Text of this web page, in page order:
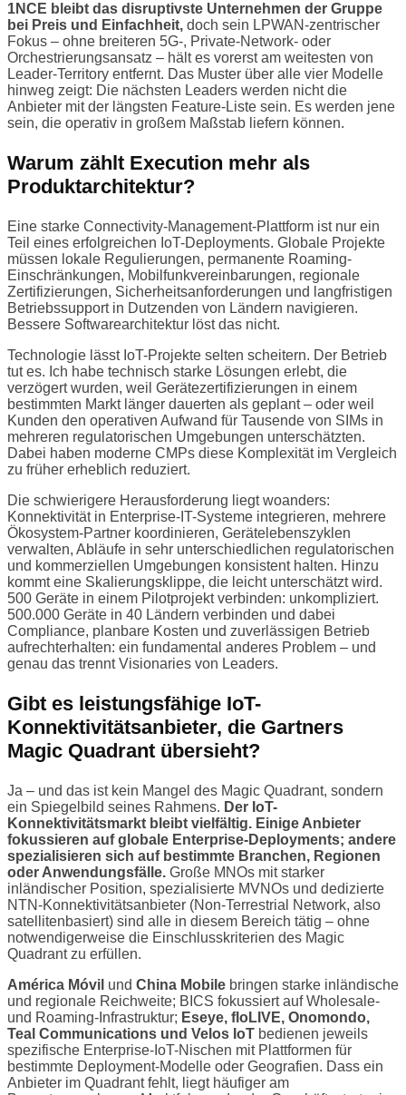
1NCE bleibt das disruptivste Unternehmen der Gruppe
bei Preis und Einfachheit, doch sein LPWAN-zentrischer
Fokus – ohne breiteren 5G-, Private-Network- oder
Orchestrierungsansatz – hält es vorerst am weitesten von
Leader-Territory entfernt. Das Muster über alle vier Modelle
hinweg zeigt: Die nächsten Leaders werden nicht die
Anbieter mit der längsten Feature-Liste sein. Es werden jene
sein, die operativ in großem Maßstab liefern können.
Warum zählt Execution mehr als
Produktarchitektur?
Eine starke Connectivity-Management-Plattform ist nur ein
Teil eines erfolgreichen IoT-Deployments. Globale Projekte
müssen lokale Regulierungen, permanente Roaming-
Einschränkungen, Mobilfunkvereinbarungen, regionale
Zertifizierungen, Sicherheitsanforderungen und langfristigen
Betriebssupport in Dutzenden von Ländern navigieren.
Bessere Softwarearchitektur löst das nicht.
Technologie lässt IoT-Projekte selten scheitern. Der Betrieb
tut es. Ich habe technisch starke Lösungen erlebt, die
verzögert wurden, weil Gerätezertifizierungen in einem
bestimmten Markt länger dauerten als geplant – oder weil
Kunden den operativen Aufwand für Tausende von SIMs in
mehreren regulatorischen Umgebungen unterschätzten.
Dabei haben moderne CMPs diese Komplexität im Vergleich
zu früher erheblich reduziert.
Die schwierigere Herausforderung liegt woanders:
Konnektivität in Enterprise-IT-Systeme integrieren, mehrere
Ökosystem-Partner koordinieren, Gerätelebenszyklen
verwalten, Abläufe in sehr unterschiedlichen regulatorischen
und kommerziellen Umgebungen konsistent halten. Hinzu
kommt eine Skalierungsklippe, die leicht unterschätzt wird.
500 Geräte in einem Pilotprojekt verbinden: unkompliziert.
500.000 Geräte in 40 Ländern verbinden und dabei
Compliance, planbare Kosten und zuverlässigen Betrieb
aufrechterhalten: ein fundamental anderes Problem – und
genau das trennt Visionaries von Leaders.
Gibt es leistungsfähige IoT-
Konnektivitätsanbieter, die Gartners
Magic Quadrant übersieht?
Ja – und das ist kein Mangel des Magic Quadrant, sondern
ein Spiegelbild seines Rahmens. Der IoT-
Konnektivitätsmarkt bleibt vielfältig. Einige Anbieter
fokussieren auf globale Enterprise-Deployments; andere
spezialisieren sich auf bestimmte Branchen, Regionen
oder Anwendungsfälle. Große MNOs mit starker
inländischer Position, spezialisierte MVNOs und dedizierte
NTN-Konnektivitätsanbieter (Non-Terrestrial Network, also
satellitenbasiert) sind alle in diesem Bereich tätig – ohne
notwendigerweise die Einschlusskriterien des Magic
Quadrant zu erfüllen.
América Móvil und China Mobile bringen starke inländische
und regionale Reichweite; BICS fokussiert auf Wholesale-
und Roaming-Infrastruktur; Eseye, floLIVE, Onomondo,
Teal Communications und Velos IoT bedienen jeweils
spezifische Enterprise-IoT-Nischen mit Plattformen für
bestimmte Deployment-Modelle oder Geografien. Dass ein
Anbieter im Quadrant fehlt, liegt häufiger am